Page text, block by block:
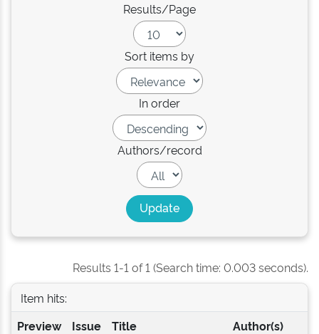
Results/Page
Sort items by
In order
Authors/record
Results 1-1 of 1 (Search time: 0.003 seconds).
Item hits:
Preview
Issue
Title Author(s)